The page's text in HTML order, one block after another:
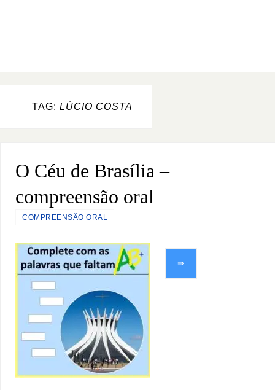
TAG: LÚCIO COSTA
O Céu de Brasília –
compreensão oral
COMPREENSÃO ORAL
⇒